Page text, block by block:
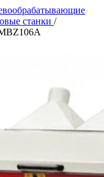
станки /